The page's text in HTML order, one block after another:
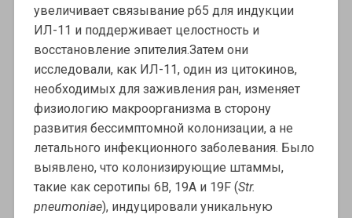
увеличивает связывание p65 для индукции
ИЛ-11 и поддерживает целостность и
восстановление эпителия.Затем они
исследовали, как ИЛ-11, один из цитокинов,
необходимых для заживления ран, изменяет
физиологию макроорганизма в сторону
развития бессимптомной колонизации, а не
летального инфекционного заболевания. Было
выявлено, что колонизирующие штаммы,
такие как серотипы 6B, 19A и 19F (Str.
pneumoniae), индуцировали уникальную